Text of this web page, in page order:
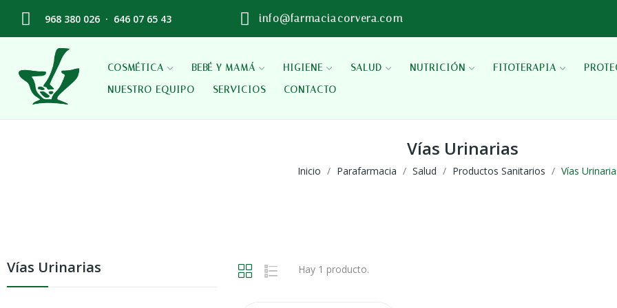
968 380 026 · 646 07 65 43 info@farmaciacorvera.com
COSMÉTICA BEBÉ Y MAMÁ HIGIENE SALUD NUTRICIÓN FITOTERAPIA
NUESTRO EQUIPO
SERVICIOS CONTACTO
Vías Urinarias
Inicio Parafarmacia Salud Productos Sanitarios Vías
Vías Urinarias Hay 1 producto.